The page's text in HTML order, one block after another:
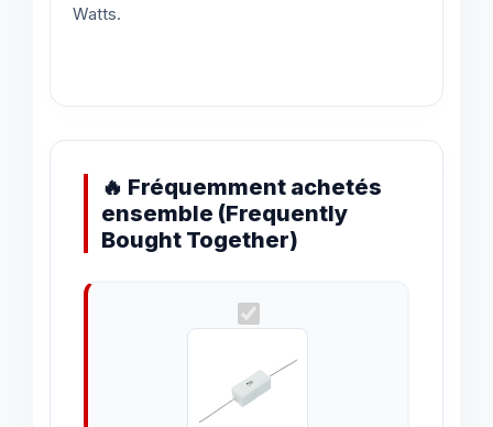
Watts.
🔥 Fréquemment achetés
ensemble (Frequently
Bought Together)